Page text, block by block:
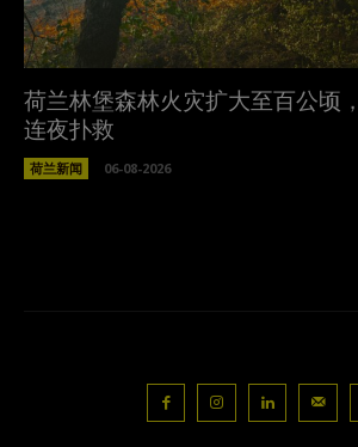
荷兰林堡森林火灾扩大至百公顷
连夜扑救
荷兰新闻 06-08-2026